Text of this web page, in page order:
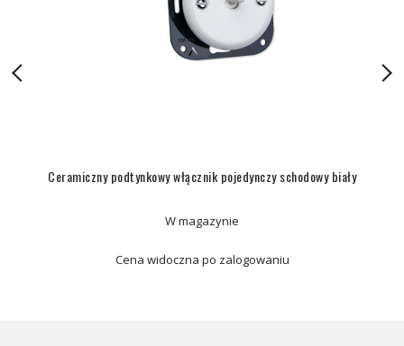
Ceramiczny podtynkowy włącznik pojedynczy schodowy biały
W magazynie
Cena widoczna po zalogowaniu